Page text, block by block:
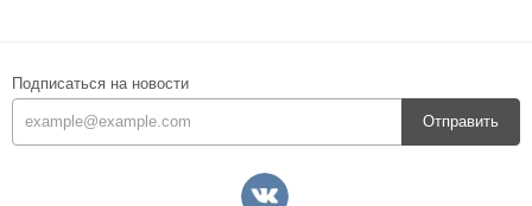
Подписаться на новости
Отправить